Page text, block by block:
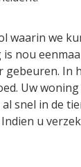
waarin we
nou
In
Uw
snel in de
u